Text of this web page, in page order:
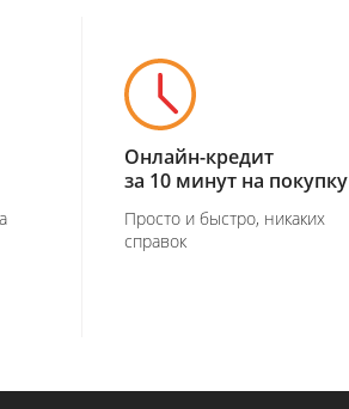
Онлайн-кредит
за 10 минут на покупку
Просто и быстро, никаких
справок